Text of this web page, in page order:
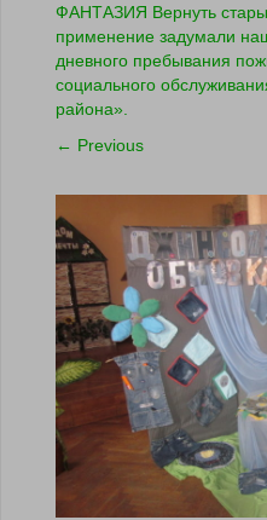
ФАНТАЗИЯ Вернуть
применение задумали
дневного пребывания
социального
района».
← Previous